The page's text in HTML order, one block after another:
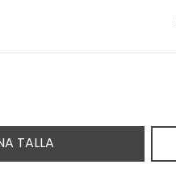
TALLA